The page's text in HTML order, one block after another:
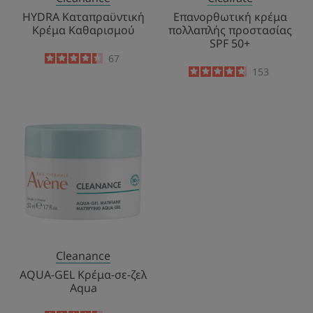
HYDRA Καταπραϋντική
Κρέμα Καθαρισμού
4.4
/5
67
Επανορθωτική κρέμα
πολλαπλής προστασίας
SPF 50+
4.7
/5153
GEL
σε-
Aqua
Cleanance
AQUA-GEL Κρέμα-σε-ζελ
Aqua